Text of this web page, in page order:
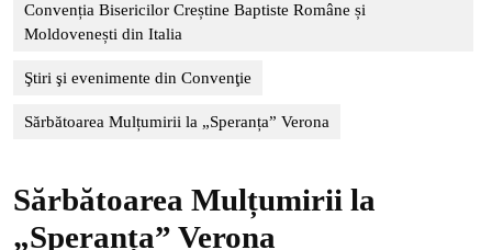
Convenția Bisericilor Creștine Baptiste Române și
Moldovenești din Italia
Ştiri şi evenimente din Convenţie
Sărbătoarea Mulțumirii la „Speranța” Verona
Sărbătoarea Mulțumirii la
„Speranța” Verona